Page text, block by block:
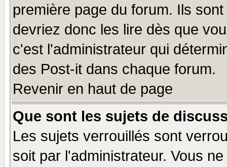
première page du forum. Ils
devriez donc les lire dès que
c'est l'administrateur qui
des Post-it dans chaque forum.
Revenir en haut de page
Que sont les sujets de
Les sujets verrouillés sont
soit par l'administrateur. Vous